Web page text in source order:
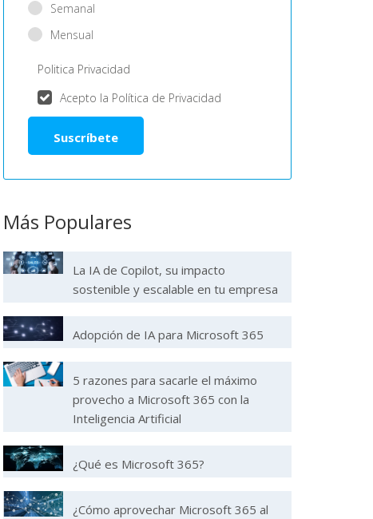
Semanal
Mensual
Politica Privacidad
Acepto la Política de Privacidad
Más Populares
La IA de Copilot, su impacto
sostenible y escalable en tu empresa
Adopción de IA para Microsoft 365
5 razones para sacarle el máximo
provecho a Microsoft 365 con la
Inteligencia Artificial
¿Qué es Microsoft 365?
¿Cómo aprovechar Microsoft 365 al